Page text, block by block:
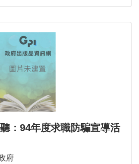
：94年度求職防騙宣導活
府